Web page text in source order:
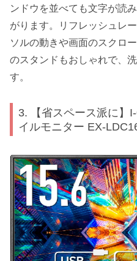
ンドウを並べても文字が読
がります。リフレッシュレ
ソルの動きや画面のスクロ
のスタンドもおしゃれで、
す。
3. 【省スペース派に】
イルモニター EX-